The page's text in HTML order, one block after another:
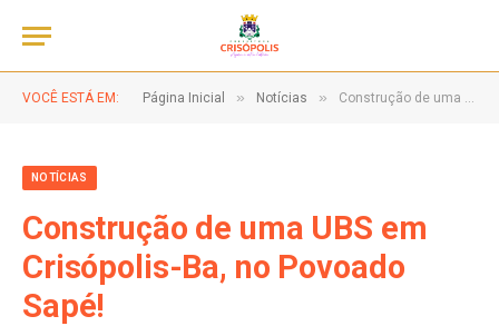
VOCÊ ESTÁ EM: Página Inicial » Notícias » Construção de uma UBS em Crisópolis-Ba, no Povoado Sapé!
NOTÍCIAS
Construção de uma UBS em
Crisópolis-Ba, no Povoado
Sapé!